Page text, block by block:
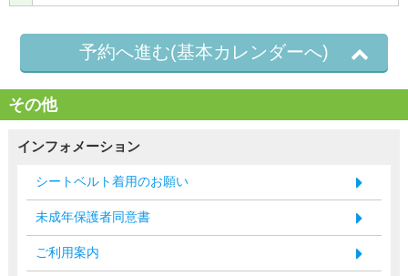
予約へ進む(基本カレンダーへ)
その他
インフォメーション
シートベルト着用のお願い
未成年保護者同意書
ご利用案内